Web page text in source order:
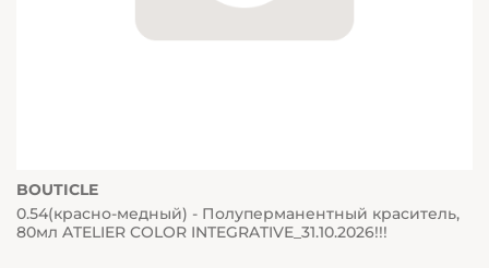
BOUTICLE
0.54(красно-медный) - Полуперманентный краситель,
80мл ATELIER COLOR INTEGRATIVE_31.10.2026!!!